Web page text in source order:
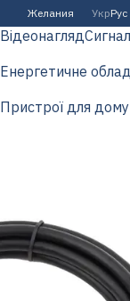
Желания УкрРус
Відеонагляд
Енергетичне
Пристрої для дому